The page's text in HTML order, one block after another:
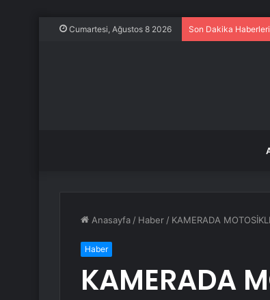
Cumartesi, Ağustos 8 2026 Son Dakika Haberleri
Anasayfa / Haber / KAMERADA
Haber
KAMERADA